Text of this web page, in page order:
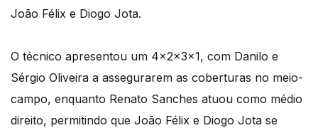
João Félix e Diogo Jota.
O técnico apresentou um 4x2x3x1, com Danilo e
Sérgio Oliveira a assegurarem as coberturas no meio-
campo, enquanto Renato Sanches atuou como médio
direito, permitindo que João Félix e Diogo Jota se